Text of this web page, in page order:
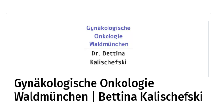
Gynäkologische Onkologie
Waldmünchen | Bettina Kalischefski